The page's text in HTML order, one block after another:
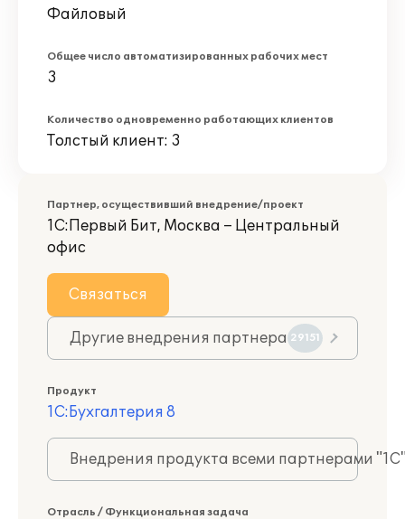
Файловый
Общее число автоматизированных рабочих мест
3
Количество одновременно работающих клиентов
Толстый клиент: 3
Партнер, осуществивший внедрение/проект
1С:Первый Бит, Москва – Центральный
офис
Связаться
Другие внедрения партнера 29151
Продукт
1С:Бухгалтерия 8
Внедрения продукта всеми партнерами
Отрасль / Функциональная задача